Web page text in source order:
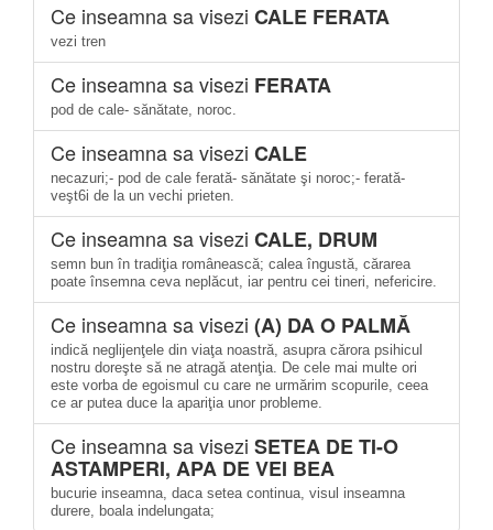
Ce inseamna sa visezi CALE FERATA
vezi tren
Ce inseamna sa visezi FERATA
pod de cale- sănătate, noroc.
Ce inseamna sa visezi CALE
necazuri;- pod de cale ferată- sănătate şi noroc;- ferată-
veşt6i de la un vechi prieten.
Ce inseamna sa visezi CALE, DRUM
semn bun în tradiţia românească; calea îngustă, cărarea
poate însemna ceva neplăcut, iar pentru cei tineri, nefericire.
Ce inseamna sa visezi (A) DA O PALMĂ
indică neglijenţele din viaţa noastră, asupra cărora psihicul
nostru doreşte să ne atragă atenţia. De cele mai multe ori
este vorba de egoismul cu care ne urmărim scopurile, ceea
ce ar putea duce la apariţia unor probleme.
Ce inseamna sa visezi SETEA DE TI-O
ASTAMPERI, APA DE VEI BEA
bucurie inseamna, daca setea continua, visul inseamna
durere, boala indelungata;